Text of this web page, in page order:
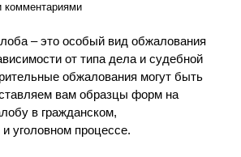
– это особый вид обжалования
от типа дела и судебной
обжалования могут быть
вам образцы форм на
в гражданском,
уголовном процессе.